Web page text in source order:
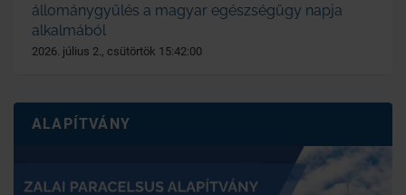
állománygyűlés a magyar egészségügy napja
alkalmából
2026. július 2., csütörtök 15:42:00
ALAPÍTVÁNY